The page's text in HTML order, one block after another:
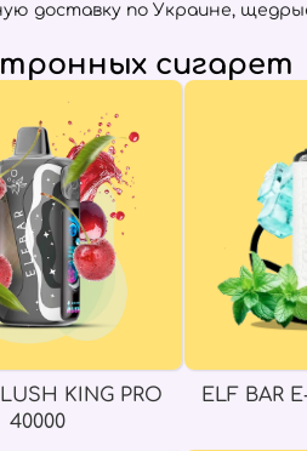
доставку по Украине,
сигарет
KING PRO
40000
ELF BAR